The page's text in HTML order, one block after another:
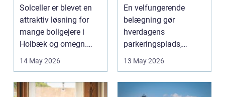
Solceller er blevet en
attraktiv løsning for
mange boligejere i
Holbæk og omegn.
Flere ønsker at sæn...
14 May 2026
udendørs arealer
En velfungerende
belægning gør
hverdagens
parkeringsplads,
terrasse eller
gårdsplads både pæn
og pra...
13 May 2026